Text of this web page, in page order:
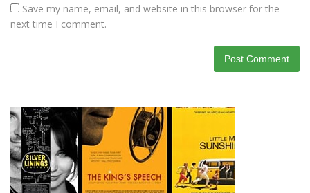
Save my name, email, and website in this browser for the
next time I comment.